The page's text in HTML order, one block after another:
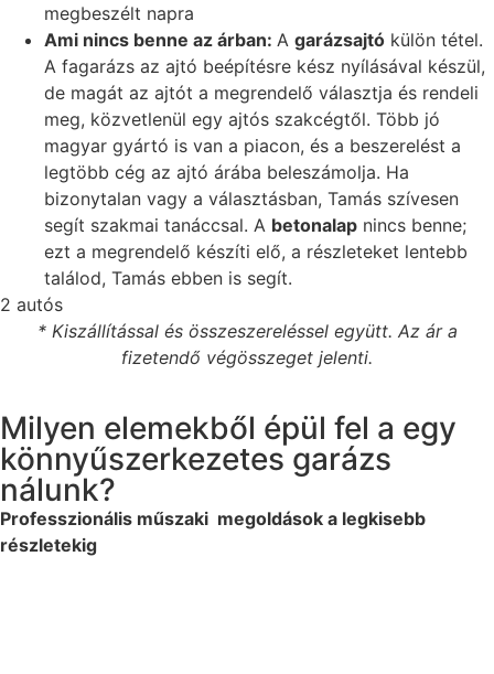
megbeszélt napra
Ami nincs benne az árban: A garázsajtó külön tétel.
A fagarázs az ajtó beépítésre kész nyílásával készül,
de magát az ajtót a megrendelő választja és rendeli
meg, közvetlenül egy ajtós szakcégtől. Több jó
magyar gyártó is van a piacon, és a beszerelést a
legtöbb cég az ajtó árába beleszámolja. Ha
bizonytalan vagy a választásban, Tamás szívesen
segít szakmai tanáccsal. A betonalap nincs benne;
ezt a megrendelő készíti elő, a részleteket lentebb
találod, Tamás ebben is segít.
2 autós
* Kiszállítással és összeszereléssel együtt. Az ár a
fizetendő végösszeget jelenti.
Milyen elemekből épül fel a egy
könnyűszerkezetes garázs
nálunk?
Professzionális műszaki megoldások a legkisebb
részletekig